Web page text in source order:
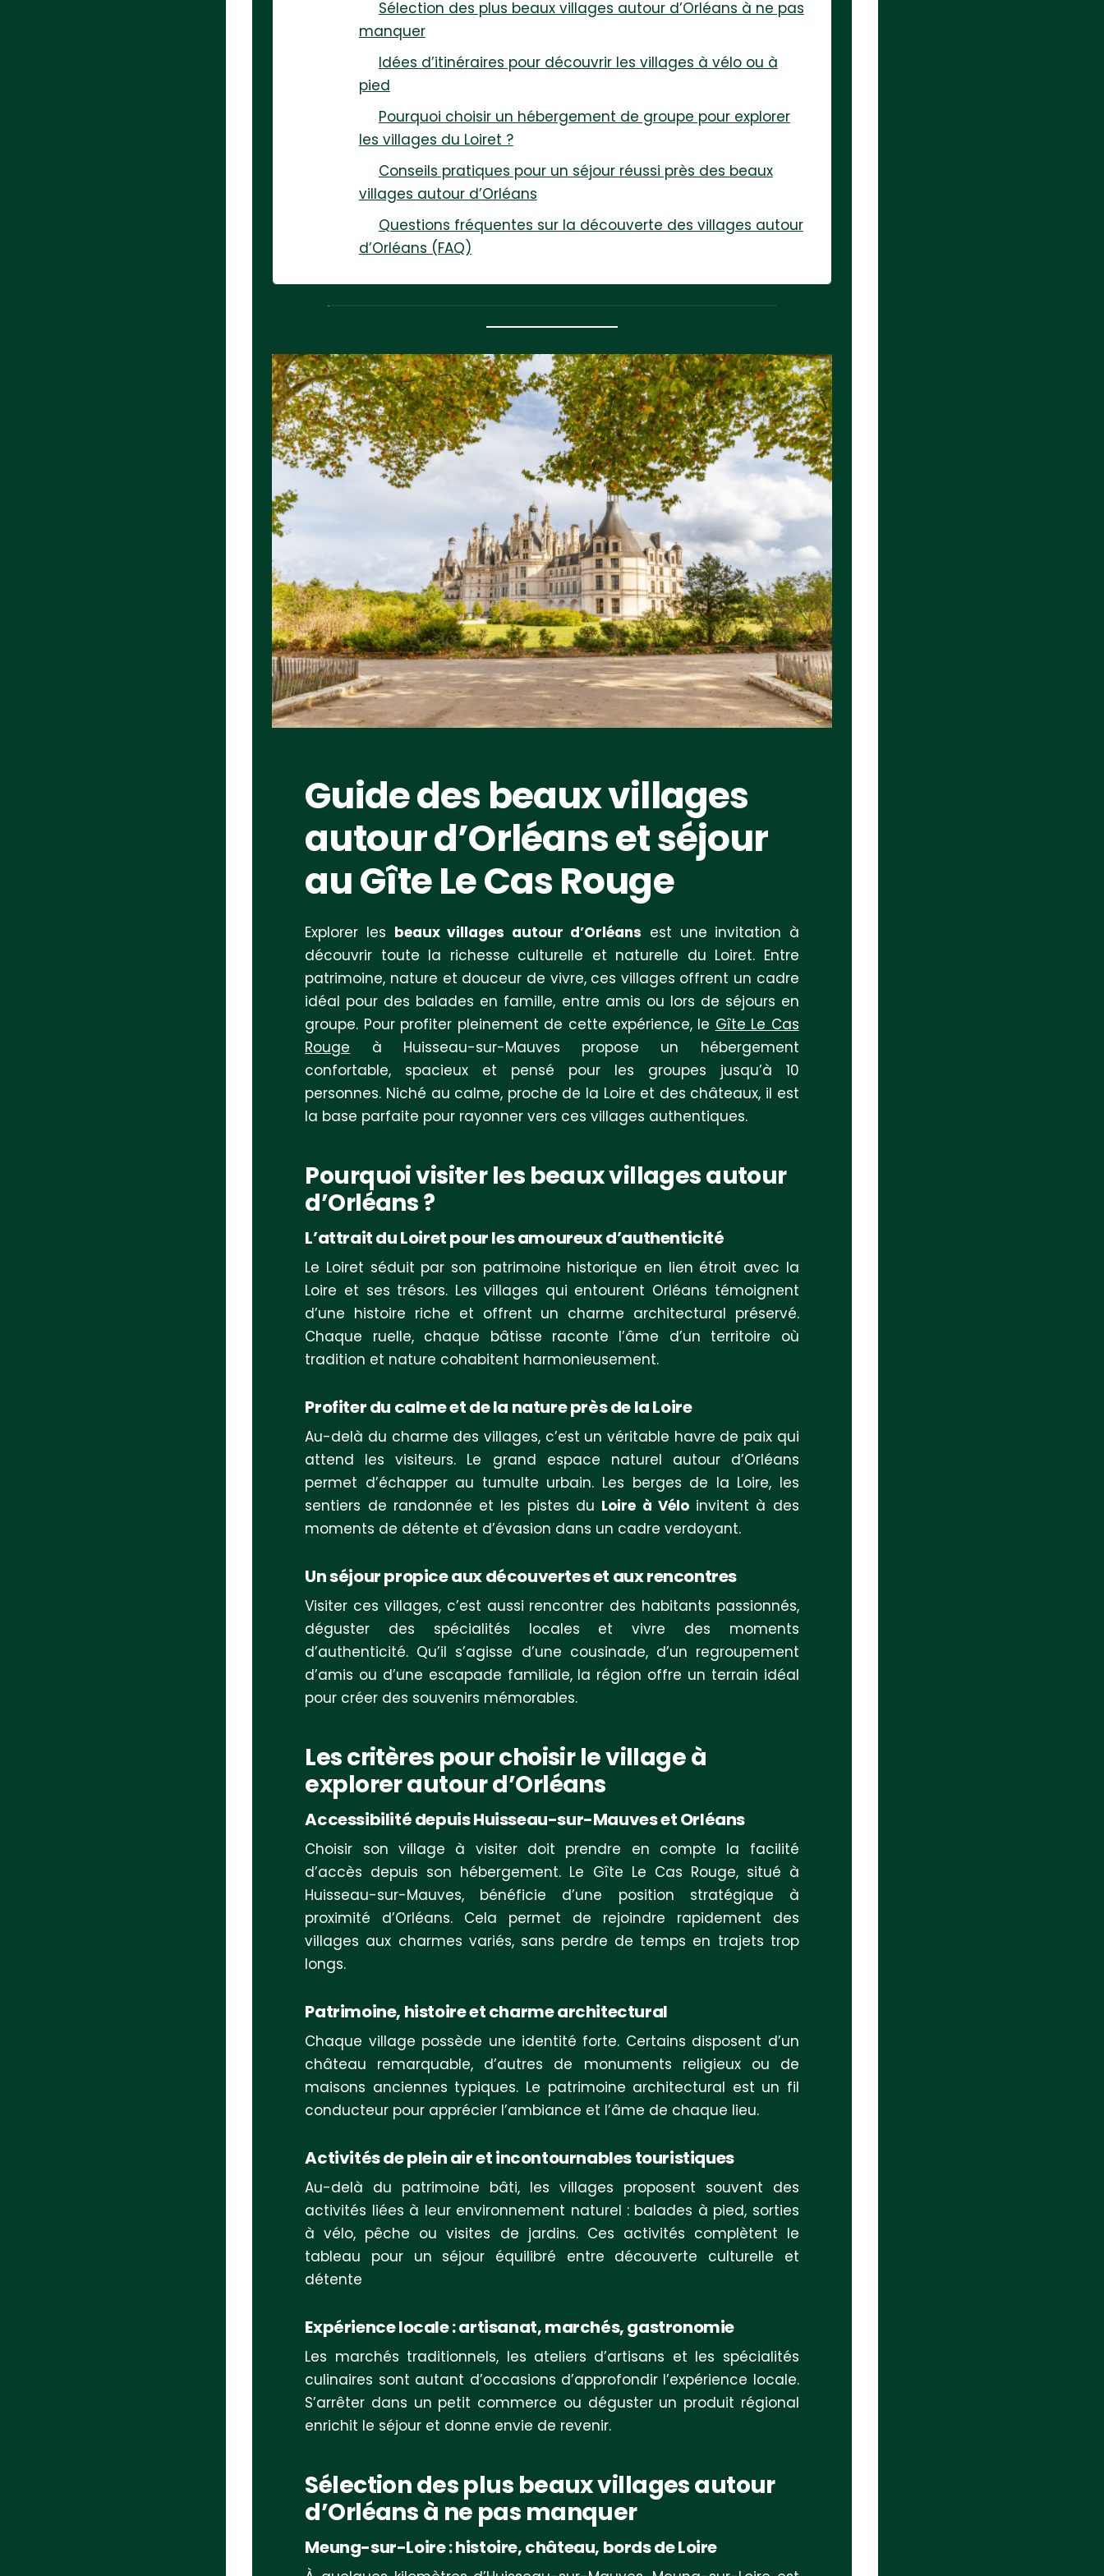
Sélection des plus beaux villages autour d’Orléans à ne pas
manquer
Idées d’itinéraires pour découvrir les villages à vélo ou à
pied
Pourquoi choisir un hébergement de groupe pour explorer
les villages du Loiret ?
Conseils pratiques pour un séjour réussi près des beaux
villages autour d’Orléans
Questions fréquentes sur la découverte des villages autour
d’Orléans (FAQ)
Guide des beaux villages
autour d’Orléans et séjour
au Gîte Le Cas Rouge
Explorer les beaux villages autour d’Orléans est une invitation à
découvrir toute la richesse culturelle et naturelle du Loiret. Entre
patrimoine, nature et douceur de vivre, ces villages offrent un cadre
idéal pour des balades en famille, entre amis ou lors de séjours en
groupe. Pour profiter pleinement de cette expérience, le Gîte Le Cas
Rouge à Huisseau-sur-Mauves propose un hébergement
confortable, spacieux et pensé pour les groupes jusqu’à 10
personnes. Niché au calme, proche de la Loire et des châteaux, il est
la base parfaite pour rayonner vers ces villages authentiques.
Pourquoi visiter les beaux villages autour
d’Orléans ?
L’attrait du Loiret pour les amoureux d’authenticité
Le Loiret séduit par son patrimoine historique en lien étroit avec la
Loire et ses trésors. Les villages qui entourent Orléans témoignent
d’une histoire riche et offrent un charme architectural préservé.
Chaque ruelle, chaque bâtisse raconte l’âme d’un territoire où
tradition et nature cohabitent harmonieusement.
Profiter du calme et de la nature près de la Loire
Au-delà du charme des villages, c’est un véritable havre de paix qui
attend les visiteurs. Le grand espace naturel autour d’Orléans
permet d’échapper au tumulte urbain. Les berges de la Loire, les
sentiers de randonnée et les pistes du Loire à Véloinvitent à des
moments de détente et d’évasion dans un cadre verdoyant.
Un séjour propice aux découvertes et aux rencontres
Visiter ces villages, c’est aussi rencontrer des habitants passionnés,
déguster des spécialités locales et vivre des moments
d’authenticité. Qu’il s’agisse d’une cousinade, d’un regroupement
d’amis ou d’une escapade familiale, la région offre un terrain idéal
pour créer des souvenirs mémorables.
Les critères pour choisir le village à
explorer autour d’Orléans
Accessibilité depuis Huisseau-sur-Mauves et Orléans
Choisir son village à visiter doit prendre en compte la facilité
d’accès depuis son hébergement. Le Gîte Le Cas Rouge, situé à
Huisseau-sur-Mauves, bénéficie d’une position stratégique à
proximité d’Orléans. Cela permet de rejoindre rapidement des
villages aux charmes variés, sans perdre de temps en trajets trop
longs.
Patrimoine, histoire et charme architectural
Chaque village possède une identité forte. Certains disposent d’un
château remarquable, d’autres de monuments religieux ou de
maisons anciennes typiques. Le patrimoine architectural est un fil
conducteur pour apprécier l’ambiance et l’âme de chaque lieu.
Activités de plein air et incontournables touristiques
Au-delà du patrimoine bâti, les villages proposent souvent des
activités liées à leur environnement naturel : balades à pied, sorties
à vélo, pêche ou visites de jardins. Ces activités complètent le
tableau pour un séjour équilibré entre découverte culturelle et
détente
Expérience locale : artisanat, marchés, gastronomie
Les marchés traditionnels, les ateliers d’artisans et les spécialités
culinaires sont autant d’occasions d’approfondir l’expérience locale.
S’arrêter dans un petit commerce ou déguster un produit régional
enrichit le séjour et donne envie de revenir.
Sélection des plus beaux villages autour
d’Orléans à ne pas manquer
Meung-sur-Loire : histoire, château, bords de Loire